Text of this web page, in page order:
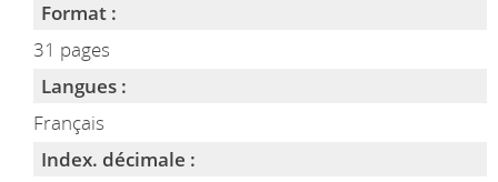
Format :
31 pages
Langues :
Français
Index. décimale :